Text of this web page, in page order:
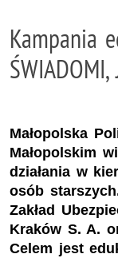
Kampania
ŚWIADOMI,
Małopolska
Małopolskim
działania w
osób
Zakład
Kraków S. A.
Celem jest